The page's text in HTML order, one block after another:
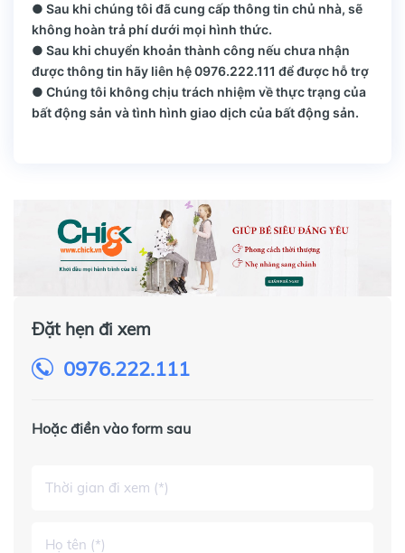
● Sau khi chúng tôi đã cung cấp thông tin chủ nhà, sẽ
không hoàn trả phí dưới mọi hình thức.
● Sau khi chuyển khoản thành công nếu chưa nhận
được thông tin hãy liên hệ 0976.222.111 để được hỗ trợ
● Chúng tôi không chịu trách nhiệm về thực trạng của
bất động sản và tình hình giao dịch của bất động sản.
Đặt hẹn đi xem
0976.222.111
Hoặc điền vào form sau